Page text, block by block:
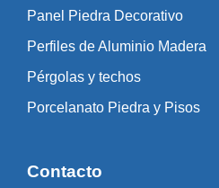
Panel Piedra Decorativo
Perfiles de Aluminio Madera
Pérgolas y techos
Porcelanato Piedra y Pisos
Contacto